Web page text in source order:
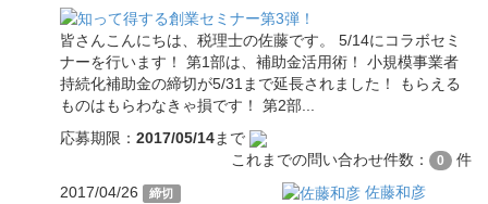
皆さんこんにちは、税理士の佐藤です。 5/14にコラボセミ
ナーを行います！ 第1部は、補助金活用術！ 小規模事業者
持続化補助金の締切が5/31まで延長されました！ もらえる
ものはもらわなきゃ損です！ 第2部...
応募期限： 2017/05/14まで
これまでの問い合わせ件数：
0
件
2017/04/26
締切 佐藤和彦